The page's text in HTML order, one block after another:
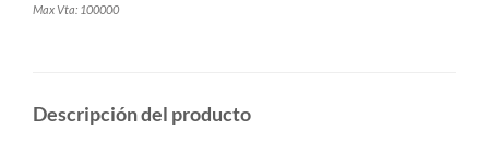
Max Vta: 100000
Descripción del producto